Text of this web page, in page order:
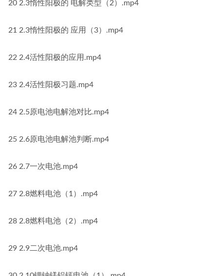
20 2.3惰性阳极的 电解类型（2）.mp4
21 2.3惰性阳极的 应用（3）.mp4
22 2.4活性阳极的应用.mp4
23 2.4活性阳极习题.mp4
24 2.5原电池电解池对比.mp4
25 2.6原电池电解池判断.mp4
26 2.7一次电池.mp4
27 2.8燃料电池（1）.mp4
28 2.8燃料电池（2）.mp4
29 2.9二次电池.mp4